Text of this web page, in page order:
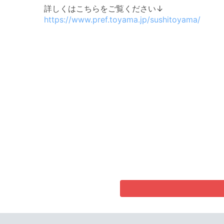
詳しくはこちらをご覧ください↓
https://www.pref.toyama.jp/sushitoyama/